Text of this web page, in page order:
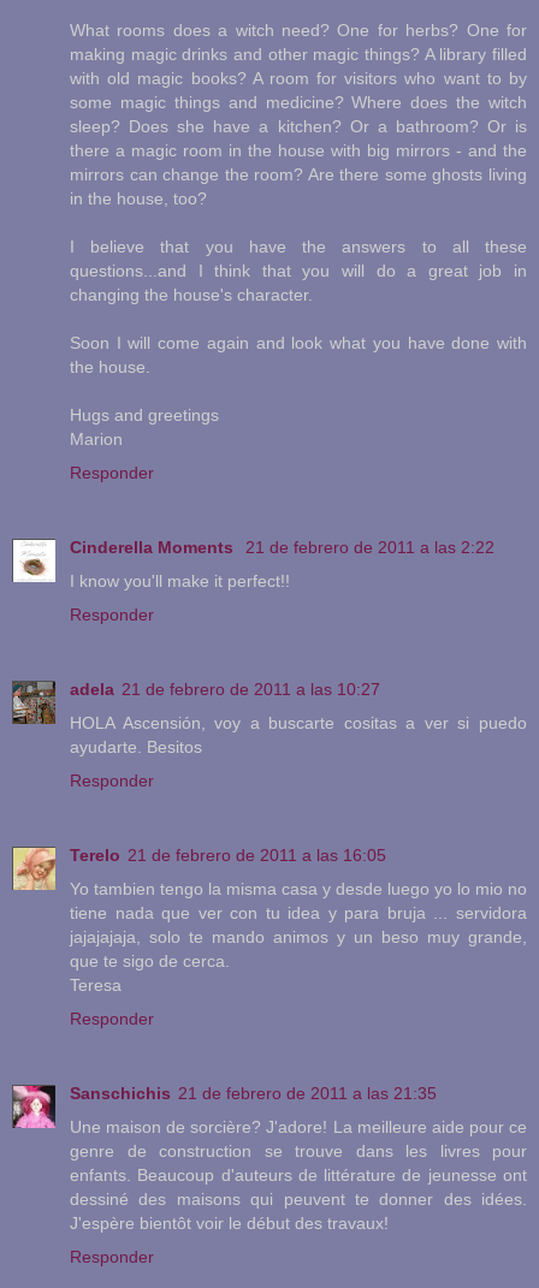
What rooms does a witch need? One for herbs? One for
making magic drinks and other magic things? A library filled
with old magic books? A room for visitors who want to by
some magic things and medicine? Where does the witch
sleep? Does she have a kitchen? Or a bathroom? Or is
there a magic room in the house with big mirrors - and the
mirrors can change the room? Are there some ghosts living
in the house, too?
I believe that you have the answers to all these
questions...and I think that you will do a great job in
changing the house's character.
Soon I will come again and look what you have done with
the house.
Hugs and greetings
Marion
Responder
Cinderella Moments
21 de febrero de 2011 a las 2:22
I know you'll make it perfect!!
Responder
adela 21 de febrero de 2011 a las 10:27
HOLA Ascensión, voy a buscarte cositas a ver si puedo
ayudarte. Besitos
Responder
Terelo 21 de febrero de 2011 a las 16:05
Yo tambien tengo la misma casa y desde luego yo lo mio no
tiene nada que ver con tu idea y para bruja ... servidora
jajajajaja, solo te mando animos y un beso muy grande,
que te sigo de cerca.
Teresa
Responder
Sanschichis 21 de febrero de 2011 a las 21:35
Une maison de sorcière? J'adore! La meilleure aide pour ce
genre de construction se trouve dans les livres pour
enfants. Beaucoup d'auteurs de littérature de jeunesse ont
dessiné des maisons qui peuvent te donner des idées.
J'espère bientôt voir le début des travaux!
Responder